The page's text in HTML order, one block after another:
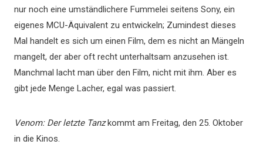
nur noch eine umständlichere Fummelei seitens Sony, ein
eigenes MCU-Äquivalent zu entwickeln; Zumindest dieses
Mal handelt es sich um einen Film, dem es nicht an Mängeln
mangelt, der aber oft recht unterhaltsam anzusehen ist.
Manchmal lacht man über den Film, nicht mit ihm. Aber es
gibt jede Menge Lacher, egal was passiert.
Venom: Der letzte Tanzkommt am Freitag, den 25. Oktober
in die Kinos.